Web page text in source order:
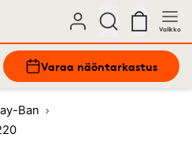
Valikko
Varaa näöntarkastus
Ban